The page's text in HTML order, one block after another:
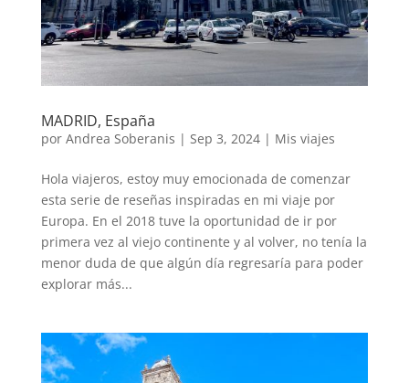
MADRID, España
por Andrea Soberanis | Sep 3, 2024| Mis viajes
Hola viajeros, estoy muy emocionada de comenzar
esta serie de reseñas inspiradas en mi viaje por
Europa. En el 2018 tuve la oportunidad de ir por
primera vez al viejo continente y al volver, no tenía la
menor duda de que algún día regresaría para poder
explorar más...